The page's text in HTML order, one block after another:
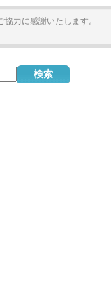
力に感謝いたします。